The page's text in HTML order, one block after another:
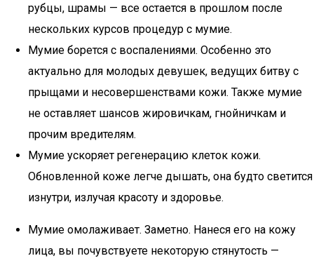
рубцы, шрамы — все остается в прошлом после
нескольких курсов процедур с мумие.
Мумие борется с воспалениями. Особенно это
актуально для молодых девушек, ведущих битву с
прыщами и несовершенствами кожи. Также мумие
не оставляет шансов жировичкам, гнойничкам и
прочим вредителям.
Мумие ускоряет регенерацию клеток кожи.
Обновленной коже легче дышать, она будто светится
изнутри, излучая красоту и здоровье.
Мумие омолаживает. Заметно. Нанеся его на кожу
лица, вы почувствуете некоторую стянутость —